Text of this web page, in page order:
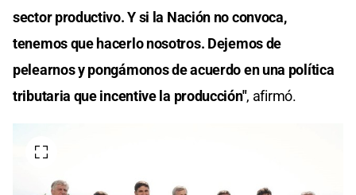
sector productivo. Y si la Nación no convoca,
tenemos que hacerlo nosotros. Dejemos de
pelearnos y pongámonos de acuerdo en una política
tributaria que incentive la producción", afirmó.